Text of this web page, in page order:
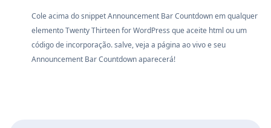
Cole acima do snippet Announcement Bar Countdown em qualquer
elemento Twenty Thirteen for WordPress que aceite html ou um
código de incorporação. salve, veja a página ao vivo e seu
Announcement Bar Countdown aparecerá!